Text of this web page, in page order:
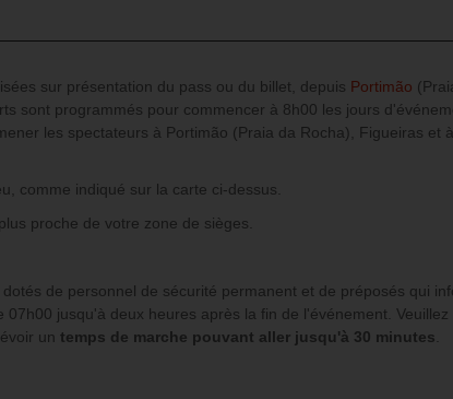
sur présentation du pass ou du billet, depuis Portimão
sont programmés pour commencer à 8h00 les jours
les spectateurs à Portimão (Praia da Rocha), Figueiras et
comme indiqué sur la carte ci-dessus.
proche de votre zone de sièges.
de personnel de sécurité permanent et de préposés qui
jusqu'à deux heures après la fin de l'événement.
un temps de marche pouvant aller jusqu'à 30 minutes